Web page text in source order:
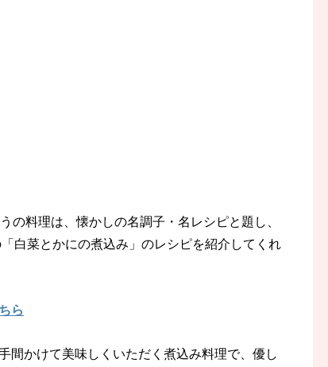
の料理は、懐かしの名調子・名レシピと題し、
白菜とかにの煮込み」のレシピを紹介してくれ
ら
間かけて美味しくいただく煮込み料理で、優し